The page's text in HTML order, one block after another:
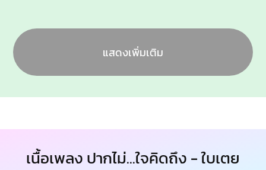
แสดงเพิ่มเติม
เนื้อเพลง ปากไม่...ใจคิดถึง - ใบเตย